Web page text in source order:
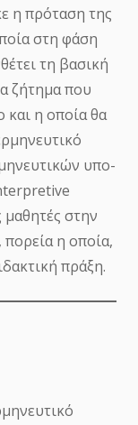
η πρόταση της
στη φάση
τη βασική
ζήτημα που
και η οποία θα
υπο-
στην
η οποία,
πράξη.